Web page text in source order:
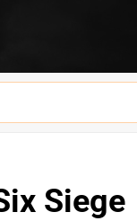
Siege